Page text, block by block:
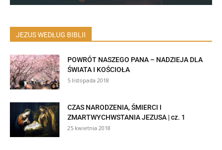
JEZUS WEDŁUG BIBLII
POWRÓT NASZEGO PANA – NADZIEJA DLA
ŚWIATA I KOŚCIOŁA
5 listopada 2018
CZAS NARODZENIA, ŚMIERCI I
ZMARTWYCHWSTANIA JEZUSA | cz. 1
25 kwietnia 2018